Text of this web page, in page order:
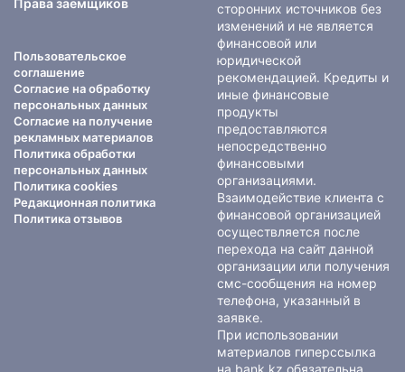
Пользовательское
соглашение
Согласие на обработку
персональных данных
Согласие на получение
рекламных материалов
Политика обработки
персональных данных
Политика cookies
Редакционная политика
Политика отзывов
сторонних источников без
изменений и не является
финансовой или
юридической
рекомендацией. Кредиты и
иные финансовые
продукты
предоставляются
непосредственно
финансовыми
организациями.
Взаимодействие клиента с
финансовой организацией
осуществляется после
перехода на сайт данной
организации или получения
смс-сообщения на номер
телефона, указанный в
заявке.
При использовании
материалов гиперссылка
на bank.kz обязательна.